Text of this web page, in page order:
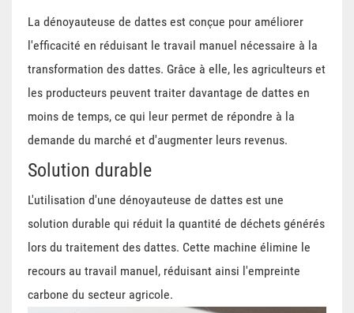
La dénoyauteuse de dattes est conçue pour améliorer
l'efficacité en réduisant le travail manuel nécessaire à la
transformation des dattes. Grâce à elle, les agriculteurs et
les producteurs peuvent traiter davantage de dattes en
moins de temps, ce qui leur permet de répondre à la
demande du marché et d'augmenter leurs revenus.
Solution durable
L'utilisation d'une dénoyauteuse de dattes est une
solution durable qui réduit la quantité de déchets générés
lors du traitement des dattes. Cette machine élimine le
recours au travail manuel, réduisant ainsi l'empreinte
carbone du secteur agricole.